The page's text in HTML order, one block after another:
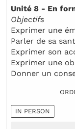
Unité 8 - En
Objectifs
Exprimer une
Parler de sa
Exprimer son
Exprimer une
Donner un
IN PERSON